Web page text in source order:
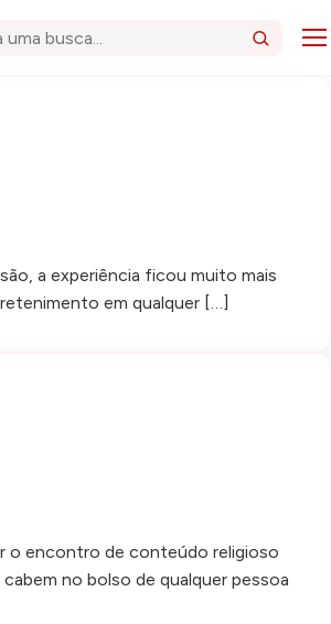
a experiência ficou muito mais
em qualquer […]
o encontro de conteúdo religioso
no bolso de qualquer pessoa